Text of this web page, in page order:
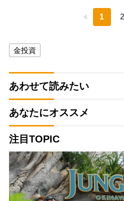
1 2
金投資
あわせて読みたい
あなたにオススメ
注目TOPIC